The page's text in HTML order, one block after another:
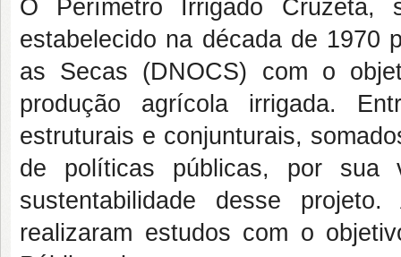
O Perímetro Irrigado
estabelecido na década de 1970
as Secas (DNOCS) com o
produção agrícola irrigada.
estruturais e conjunturais,
de políticas públicas, por sua
sustentabilidade desse
realizaram estudos com o